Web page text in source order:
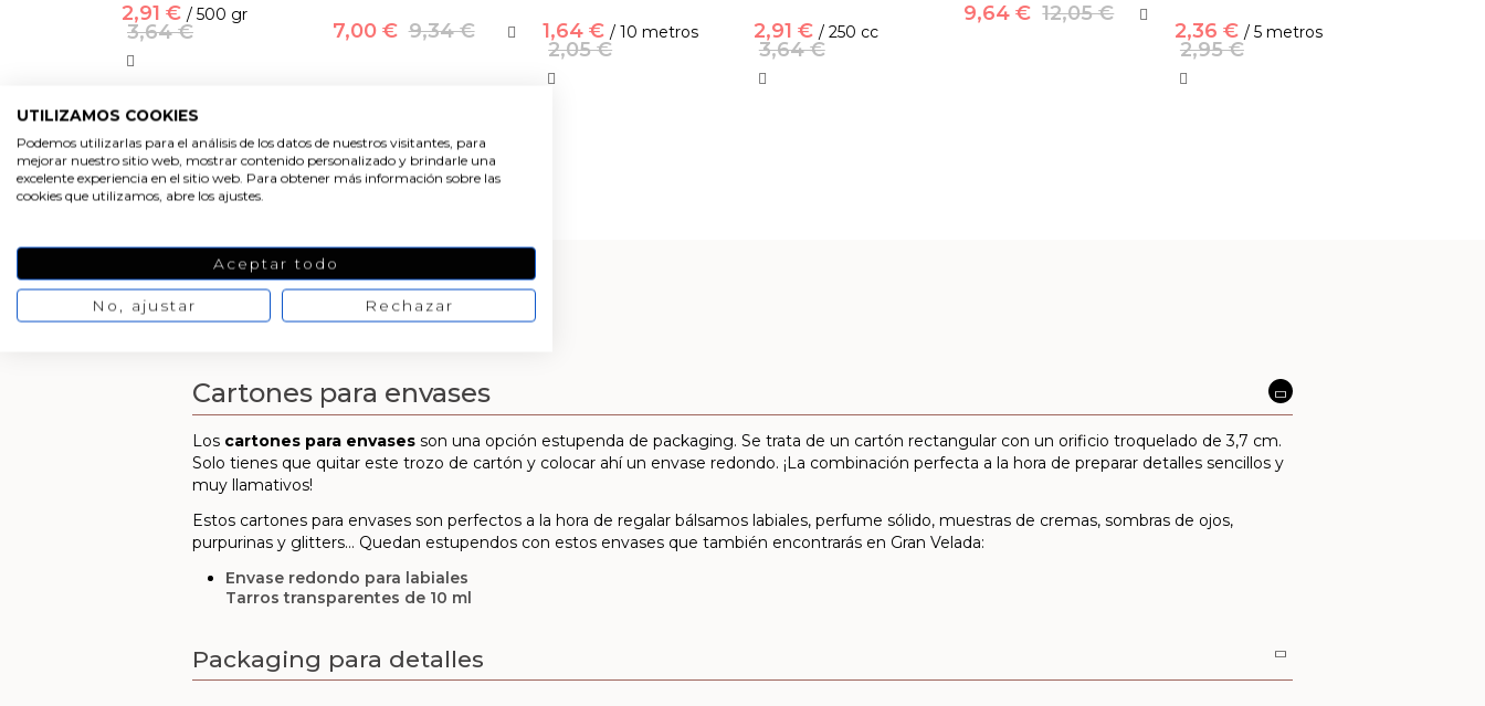
2,91 € / 500 gr
3,64 € 7,00 € 9,34 € 1,64 € / 10 metros
2,05 €
2,91 € / 250 cc
3,64 €
9,64 € 12,05 €
2,36 € / 5 metros
2,95 €
Cartones para envases
Los cartones para envases son una opción estupenda de packaging. Se trata de un cartón rectangular con un orificio troquelado de 3,7 cm.
Solo tienes que quitar este trozo de cartón y colocar ahí un envase redondo. ¡La combinación perfecta a la hora de preparar detalles sencillos y
muy llamativos!
Estos cartones para envases son perfectos a la hora de regalar bálsamos labiales, perfume sólido, muestras de cremas, sombras de ojos,
purpurinas y glitters… Quedan estupendos con estos envases que también encontrarás en Gran Velada:
Envase redondo para labiales
Tarros transparentes de 10 ml
Packaging para detalles
UTILIZAMOS COOKIES
Podemos utilizarlas para el análisis de los datos de nuestros visitantes, para
mejorar nuestro sitio web, mostrar contenido personalizado y brindarle una
excelente experiencia en el sitio web. Para obtener más información sobre las
cookies que utilizamos, abre los ajustes.
Aceptar todo
No, ajustar Rechazar